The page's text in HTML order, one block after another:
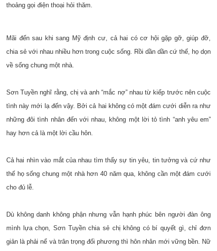
thoảng gọi điện thoại hỏi thăm.
Mãi đến sau khi sang Mỹ định cư, cả hai có cơ hội gặp gỡ, giúp đỡ,
chia sẻ với nhau nhiều hơn trong cuộc sống. Rồi dần dần cứ thế, họ dọn
về sống chung một nhà.
Sơn Tuyền nghĩ rằng, chị và anh “mắc nợ” nhau từ kiếp trước nên cuộc
tình này mới lạ đến vậy. Bởi cả hai không có một đám cưới diễn ra như
những đôi tình nhân đến với nhau, không một lời tỏ tình “anh yêu em”
hay hơn cả là một lời cầu hôn.
Cả hai nhìn vào mắt của nhau tìm thấy sự tin yêu, tin tưởng và cứ như
thế họ sống chung một nhà hơn 40 năm qua, không cần một đám cưới
cho đủ lễ.
Dù không danh không phận nhưng vẫn hạnh phúc bên người đàn ông
mình lựa chọn, Sơn Tuyền chia sẻ chị không có bí quyết gì, chỉ đơn
giản là phải nể và trân trọng đối phương thì hôn nhân mới vững bền. Nữ